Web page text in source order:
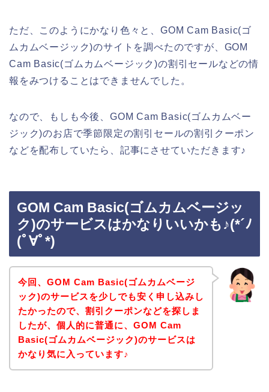
ただ、このようにかなり色々と、GOM Cam Basic(ゴ
ムカムベージック)のサイトを調べたのですが、GOM
Cam Basic(ゴムカムベージック)の割引セールなどの情
報をみつけることはできませんでした。
なので、もしも今後、GOM Cam Basic(ゴムカムベー
ジック)のお店で季節限定の割引セールの割引クーポン
などを配布していたら、記事にさせていただきます♪
GOM Cam Basic(ゴムカムベージッ
ク)のサービスはかなりいいかも♪(*´ﾉ
(ﾟ∀ﾟ*)
今回、GOM Cam Basic(ゴムカムベージ
ック)のサービスを少しでも安く申し込みし
たかったので、割引クーポンなどを探しま
したが、個人的に普通に、GOM Cam
Basic(ゴムカムベージック)のサービスは
かなり気に入っています♪